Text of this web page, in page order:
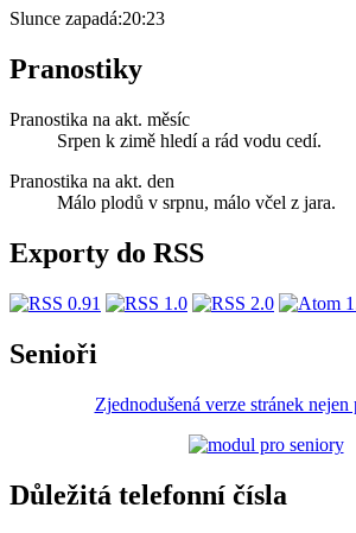
Slunce zapadá:20:23
Pranostiky
Pranostika na akt. měsíc
Srpen k zimě hledí a rád vodu cedí.
Pranostika na akt. den
Málo plodů v srpnu, málo včel z jara.
Exporty do RSS
Senioři
Zjednodušená verze stránek nejen
Důležitá telefonní čísla